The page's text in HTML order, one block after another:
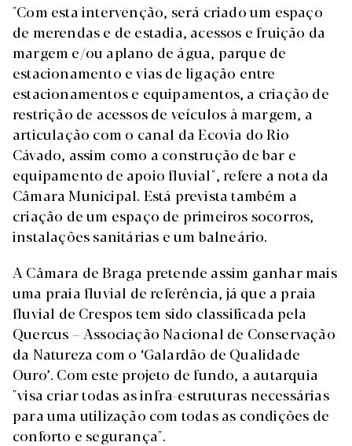
"Com esta intervenção, será criado um espaço
de merendas e de estadia, acessos e fruição da
margem e/ou aplano de água, parque de
estacionamento e vias de ligação entre
estacionamentos e equipamentos, a criação de
restrição de acessos de veículos à margem, a
articulação com o canal da Ecovia do Rio
Cávado, assim como a construção de bar e
equipamento de apoio fluvial", refere a nota da
Câmara Municipal. Está prevista também a
criação de um espaço de primeiros socorros,
instalações sanitárias e um balneário.
A Câmara de Braga pretende assim ganhar mais
uma praia fluvial de referência, já que a praia
fluvial de Crespos tem sido classificada pela
Quercus – Associação Nacional de Conservação
da Natureza com o ‘Galardão de Qualidade
Ouro’. Com este projeto de fundo, a autarquia
"visa criar todas as infra-estruturas necessárias
para uma utilização com todas as condições de
conforto e segurança".